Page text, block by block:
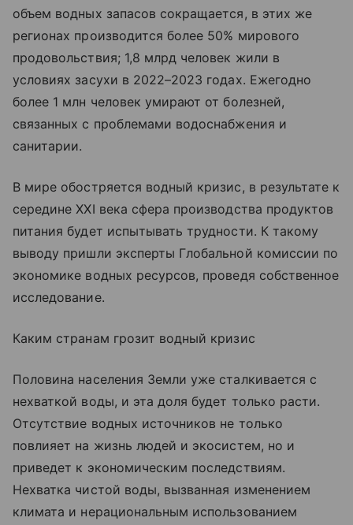
объем водных запасов сокращается, в этих же
регионах производится более 50% мирового
продовольствия; 1,8 млрд человек жили в
условиях засухи в 2022–2023 годах. Ежегодно
более 1 млн человек умирают от болезней,
связанных с проблемами водоснабжения и
санитарии.
В мире обостряется водный кризис, в результате к
середине XXI века сфера производства продуктов
питания будет испытывать трудности. К такому
выводу пришли эксперты Глобальной комиссии по
экономике водных ресурсов, проведя собственное
исследование.
Каким странам грозит водный кризис
Половина населения Земли уже сталкивается с
нехваткой воды, и эта доля будет только расти.
Отсутствие водных источников не только
повлияет на жизнь людей и экосистем, но и
приведет к экономическим последствиям.
Нехватка чистой воды, вызванная изменением
климата и нерациональным использованием